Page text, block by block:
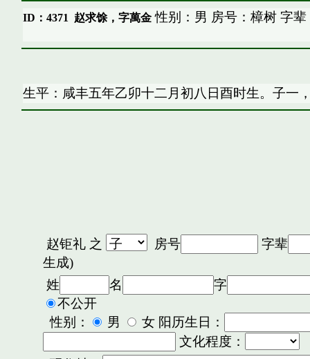
ID：4371 赵求馀，字萬金性别：男 房号：樟树 字辈
生平：咸丰五年乙卯十二月初八日酉时生。子一
赵钜礼之 房号
字辈
生成)
姓
名
字
不公开
性别：
男
女 阳历生日：
文化程度：